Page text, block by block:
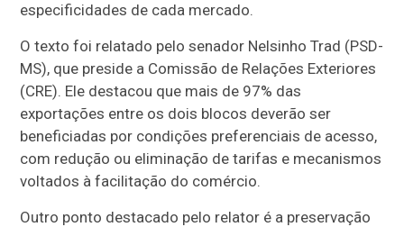
especificidades de cada mercado.
O texto foi relatado pelo senador Nelsinho Trad (PSD-
MS), que preside a Comissão de Relações Exteriores
(CRE). Ele destacou que mais de 97% das
exportações entre os dois blocos deverão ser
beneficiadas por condições preferenciais de acesso,
com redução ou eliminação de tarifas e mecanismos
voltados à facilitação do comércio.
Outro ponto destacado pelo relator é a preservação